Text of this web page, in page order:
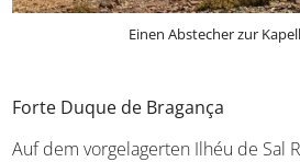
Einen Abstecher zur
Forte Duque de Bragança
Auf dem vorgelagerten Ilhéu de Sal